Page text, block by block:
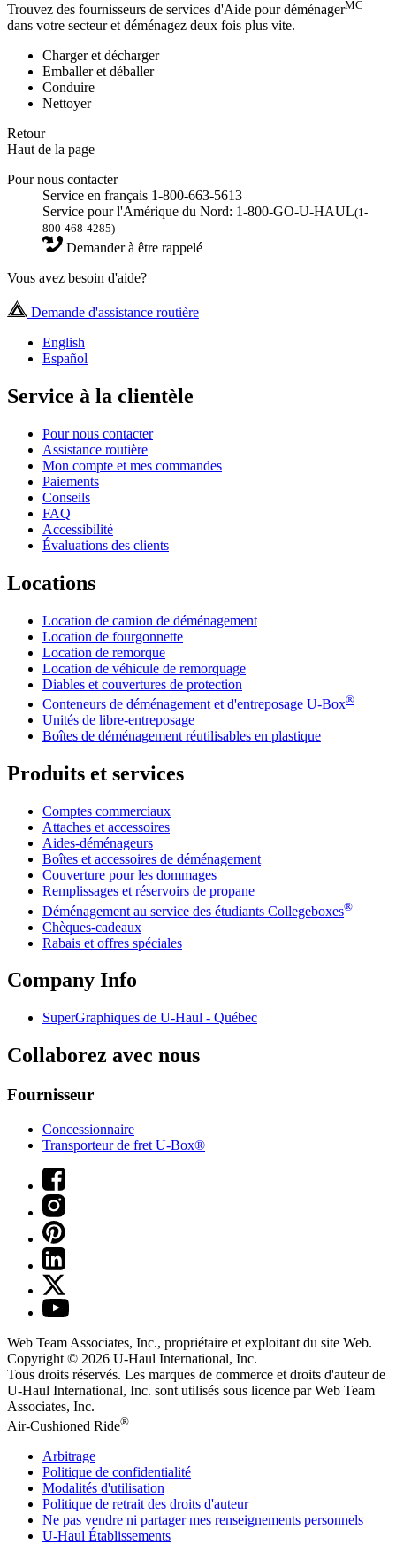
Trouvez des fournisseurs de services d'Aide pour déménagerMC
dans votre secteur et déménagez deux fois plus vite.
Charger et décharger
Emballer et déballer
Conduire
Nettoyer
Retour
Haut de la page
Pour nous contacter
Service en français 1-800-663-5613
Service pour l'Amérique du Nord: 1-800-GO-U-HAUL(1-
800-468-4285)
Demander à être rappelé
Vous avez besoin d'aide?
Demande d'assistance routière
English
Español
Service à la clientèle
Pour nous contacter
Assistance routière
Mon compte et mes commandes
Paiements
Conseils
FAQ
Accessibilité
Évaluations des clients
Locations
Location de camion de déménagement
Location de fourgonnette
Location de remorque
Location de véhicule de remorquage
Diables et couvertures de protection
Conteneurs de déménagement et d'entreposage U-Box®
Unités de libre-entreposage
Boîtes de déménagement réutilisables en plastique
Produits et services
Comptes commerciaux
Attaches et accessoires
Aides-déménageurs
Boîtes et accessoires de déménagement
Couverture pour les dommages
Remplissages et réservoirs de propane
Déménagement au service des étudiants Collegeboxes®
Chèques-cadeaux
Rabais et offres spéciales
Company Info
SuperGraphiques de U-Haul - Québec
Collaborez avec nous
Fournisseur
Concessionnaire
Transporteur de fret U-Box®
Web Team Associates, Inc., propriétaire et exploitant du site Web.
Copyright © 2026 U-Haul International, Inc.
Tous droits réservés. Les marques de commerce et droits d'auteur de
U-Haul International, Inc. sont utilisés sous licence par Web Team
Associates, Inc.
Air-Cushioned Ride®
Arbitrage
Politique de confidentialité
Modalités d'utilisation
Politique de retrait des droits d'auteur
Ne pas vendre ni partager mes renseignements personnels
U-Haul Établissements